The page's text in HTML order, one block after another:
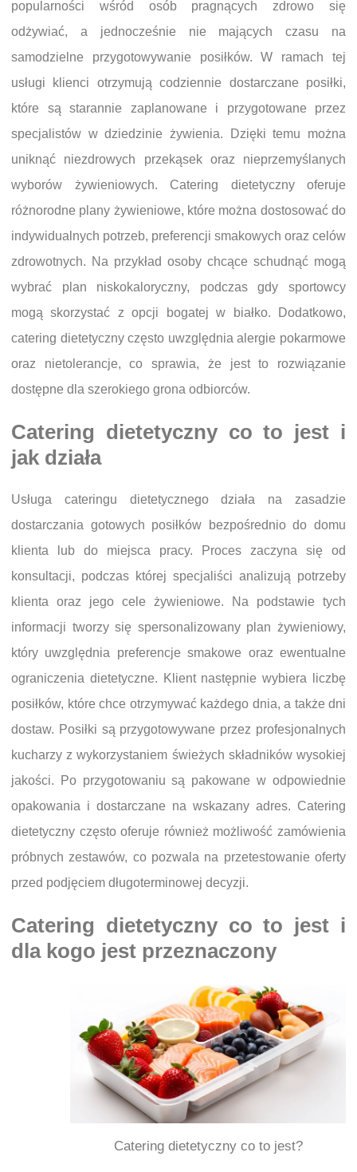
popularności wśród osób pragnących zdrowo się
odżywiać, a jednocześnie nie mających czasu na
samodzielne przygotowywanie posiłków. W ramach tej
usługi klienci otrzymują codziennie dostarczane posiłki,
które są starannie zaplanowane i przygotowane przez
specjalistów w dziedzinie żywienia. Dzięki temu można
uniknąć niezdrowych przekąsek oraz nieprzemyślanych
wyborów żywieniowych. Catering dietetyczny oferuje
różnorodne plany żywieniowe, które można dostosować do
indywidualnych potrzeb, preferencji smakowych oraz celów
zdrowotnych. Na przykład osoby chcące schudnąć mogą
wybrać plan niskokaloryczny, podczas gdy sportowcy
mogą skorzystać z opcji bogatej w białko. Dodatkowo,
catering dietetyczny często uwzględnia alergie pokarmowe
oraz nietolerancje, co sprawia, że jest to rozwiązanie
dostępne dla szerokiego grona odbiorców.
Catering dietetyczny co to jest i
jak działa
Usługa cateringu dietetycznego działa na zasadzie
dostarczania gotowych posiłków bezpośrednio do domu
klienta lub do miejsca pracy. Proces zaczyna się od
konsultacji, podczas której specjaliści analizują potrzeby
klienta oraz jego cele żywieniowe. Na podstawie tych
informacji tworzy się spersonalizowany plan żywieniowy,
który uwzględnia preferencje smakowe oraz ewentualne
ograniczenia dietetyczne. Klient następnie wybiera liczbę
posiłków, które chce otrzymywać każdego dnia, a także dni
dostaw. Posiłki są przygotowywane przez profesjonalnych
kucharzy z wykorzystaniem świeżych składników wysokiej
jakości. Po przygotowaniu są pakowane w odpowiednie
opakowania i dostarczane na wskazany adres. Catering
dietetyczny często oferuje również możliwość zamówienia
próbnych zestawów, co pozwala na przetestowanie oferty
przed podjęciem długoterminowej decyzji.
Catering dietetyczny co to jest i
dla kogo jest przeznaczony
Catering dietetyczny co to jest?